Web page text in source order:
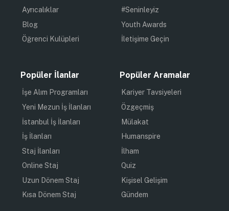
Ayrıcalıklar
Blog
Öğrenci Kulüpleri
#Seninleyiz
Youth Awards
İletişime Geçin
Popüler İlanlar
İşe Alım Programları
Yeni Mezun İş İlanları
İstanbul İş İlanları
İş İlanları
Staj İlanları
Online Staj
Uzun Dönem Staj
Kısa Dönem Staj
Popüler Aramalar
Kariyer Tavsiyeleri
Özgeçmiş
Mülakat
Humanspire
İlham
Quiz
Kişisel Gelişim
Gündem